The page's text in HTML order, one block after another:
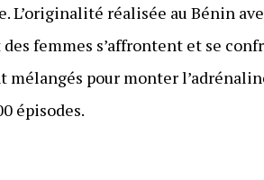
L’originalité réalisée au Bénin
femmes s’affrontent et se
mélangés pour monter
épisodes.